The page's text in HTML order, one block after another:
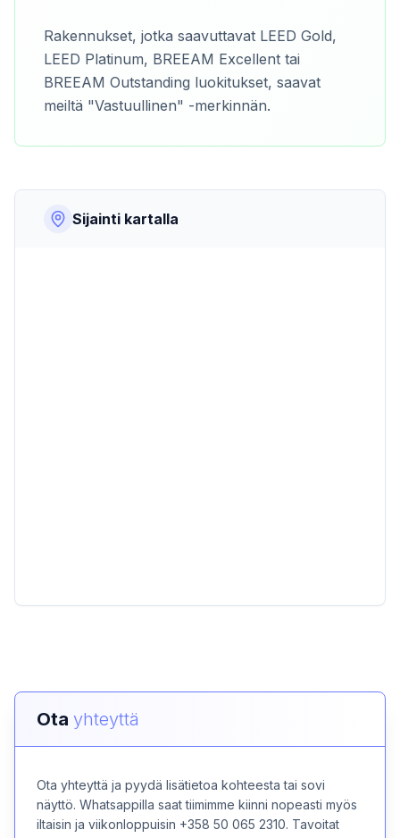
Rakennukset, jotka saavuttavat LEED Gold,
LEED Platinum, BREEAM Excellent tai
BREEAM Outstanding luokitukset, saavat
meiltä "Vastuullinen" -merkinnän.
Sijainti kartalla
Ota yhteyttä
Ota yhteyttä ja pyydä lisätietoa kohteesta tai sovi
näyttö. Whatsappilla saat tiimimme kiinni nopeasti myös
iltaisin ja viikonloppuisin +358 50 065 2310. Tavoitat